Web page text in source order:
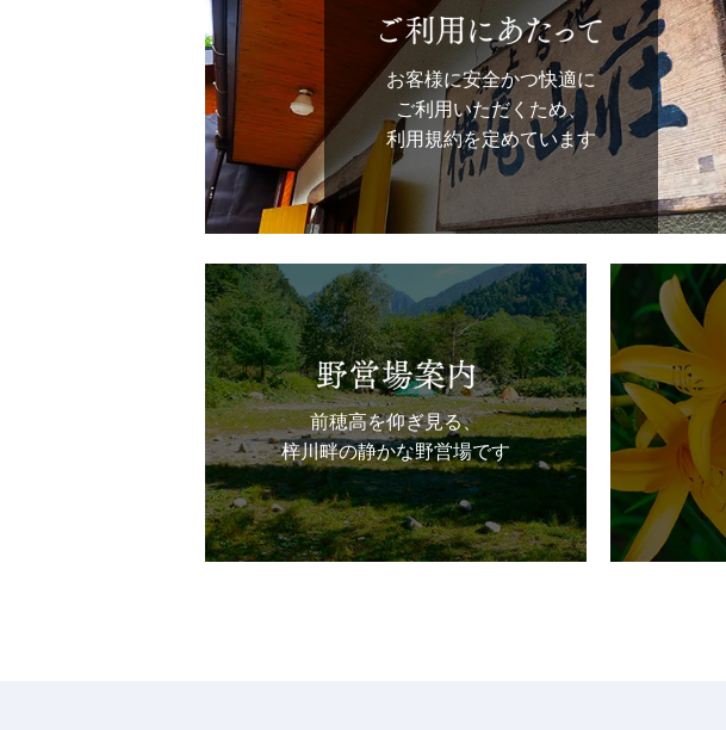
お客様に安全かつ快適に
ご利用いただくため、
利用規約を定めています
前穂高を仰ぎ見る、
梓川畔の静かな野営場です